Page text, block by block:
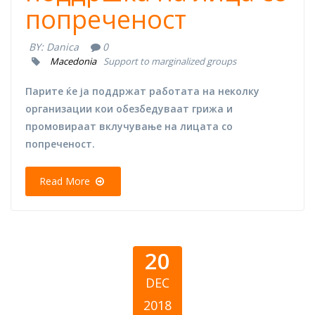
попреченост
BY: Danica 0
Macedonia Support to marginalized groups
Парите ќе ја поддржат работата на неколку
организации кои обезбедуваат грижа и
промовираат вклучување на лицата со
попреченост.
Read More
20
DEC
2018